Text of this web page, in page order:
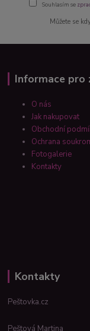
Souhlasím se
Můžete se
Informace pro
O nás
Jak nakupovat
Obchodní
Ochrana
Fotogalerie
Kontakty
Kontakty
Peštovka.cz
Peštová Martina